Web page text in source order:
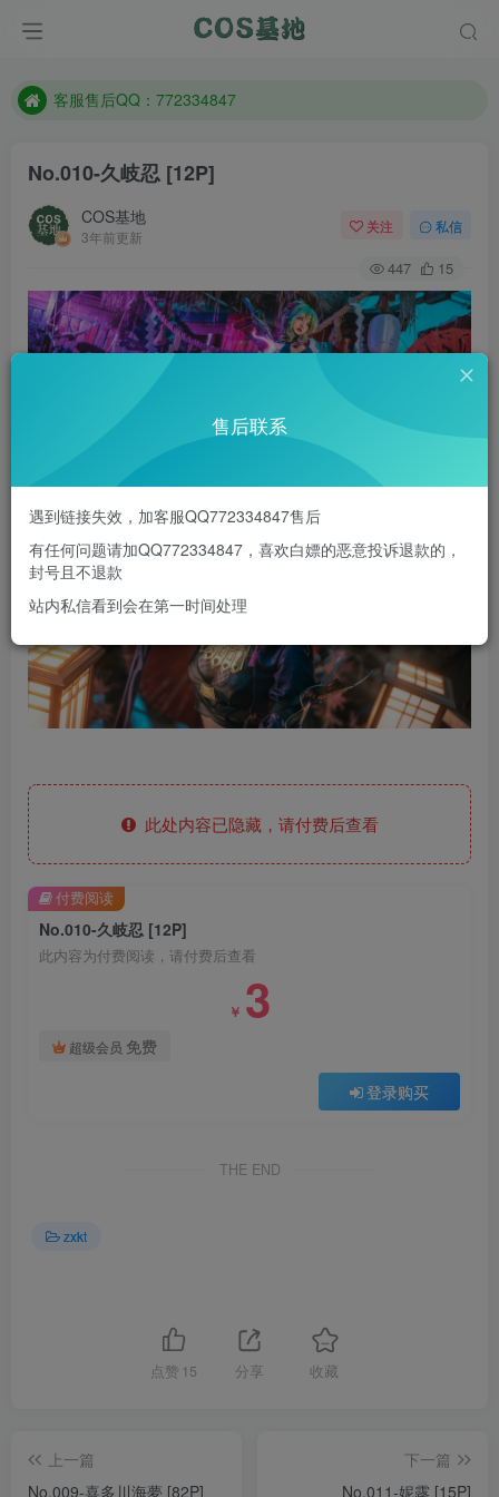
遇到任何问题加客服QQ：772334847
客服售后QQ：772334847
防失联：百度搜索《一七天佳》，实时查看最新站点。
No.010-久岐忍 [12P]
COS基地
3年前更新
关注 私信
447 15
此处内容已隐藏，请付费后查看
No.010-久岐忍 [12P]
此内容为付费阅读，请付费后查看
￥ 3
超级会员 免费
登录购买
付费阅读
THE END
zxkt
点赞 15 分享 收藏
上一篇
No.009-喜多川海夢 [82P]
下一篇
No.011-妮露 [15P]
售后联系
遇到链接失效，加客服QQ772334847售后
有任何问题请加QQ772334847，喜欢白嫖的恶意投诉退款的，
封号且不退款
站内私信看到会在第一时间处理